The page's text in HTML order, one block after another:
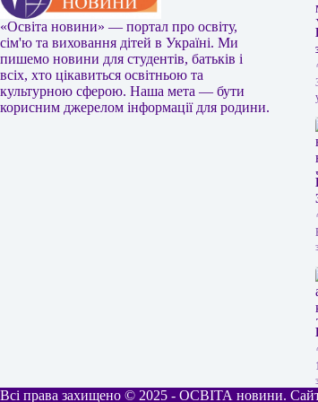
«Освіта новини» — портал про освіту,
сім'ю та виховання дітей в Україні. Ми
пишемо новини для студентів, батьків і
всіх, хто цікавиться освітньою та
культурною сферою. Наша мета — бути
корисним джерелом інформації для родини.
Всі права захищено © 2025 - ОСВІТА новини.